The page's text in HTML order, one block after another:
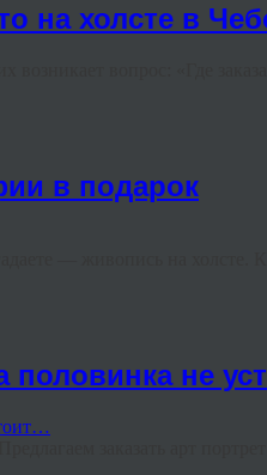
на холсте в
в подарок
не